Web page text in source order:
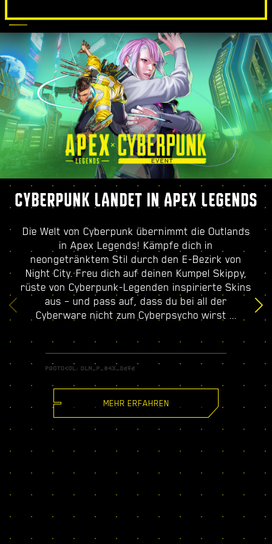
CYBERPUNK LANDET IN APEX LEGENDS
Die Welt von Cyberpunk übernimmt die Outlands
in Apex Legends! Kämpfe dich in
neongetränktem Stil durch den E-Bezirk von
Night City. Freu dich auf deinen Kumpel Skippy,
rüste von Cyberpunk-Legenden inspirierte Skins
aus – und pass auf, dass du bei all der
Cyberware nicht zum Cyberpsycho wirst ...
MEHR ERFAHREN